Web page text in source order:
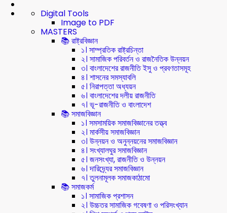
Digital Tools
Image to PDF
MASTERS
📚 রাষ্ট্রবিজ্ঞান
১। সাম্প্রতিক রাষ্ট্রচিন্তা
২। সামাজিক পরিবর্তন ও রাজনৈতিক উন্নয়ন
৩। বাংলাদেশের রাজনীতি ইসু ও প্রবণতাসমূহ
৪। শাসনের সমস্যাবলি
৫। নিরাপত্তা অধ্যয়ন
৬। বাংলাদেশের দলীয় রাজনীতি
৭। ভূ-রাজনীতি ও বাংলাদেশ
📚 সমাজবিজ্ঞান
১। সমসাময়িক সমাজবিজ্ঞানের তত্ত্ব
২। মার্কসীয় সমাজবিজ্ঞান
৩। উন্নয়ন ও অনুন্নয়নের সমাজবিজ্ঞান
৪। সংখ্যালঘুর সমাজবিজ্ঞান
৫। জনসংখ্যা, রাজনীতি ও উন্নয়ন
৬। দারিদ্র্যের সমাজবিজ্ঞান
৭। তুলনামূলক সমাজকাঠামো
📚 সমাজকর্ম
১। সামাজিক প্রশাসন
২। উচ্চতর সামাজিক গবেষণা ও পরিসংখ্যান